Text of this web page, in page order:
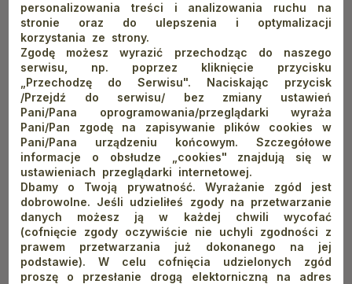
personalizowania treści i analizowania ruchu na
stronie oraz do ulepszenia i optymalizacji
korzystania ze strony.
Zgodę możesz wyrazić przechodząc do naszego
serwisu, np. poprzez kliknięcie przycisku
„Przechodzę do Serwisu". Naciskając przycisk
/Przejdź do serwisu/ bez zmiany ustawień
Pani/Pana oprogramowania/przeglądarki wyraża
Pani/Pan zgodę na zapisywanie plików cookies w
Pani/Pana urządzeniu końcowym. Szczegółowe
informacje o obsłudze „cookies" znajdują się w
ustawieniach przeglądarki internetowej.
Dbamy o Twoją prywatność. Wyrażanie zgód jest
dobrowolne. Jeśli udzieliłeś zgody na przetwarzanie
danych możesz ją w każdej chwili wycofać
(cofnięcie zgody oczywiście nie uchyli zgodności z
prawem przetwarzania już dokonanego na jej
podstawie). W celu cofnięcia udzielonych zgód
proszę o przesłanie drogą elektorniczną na adres